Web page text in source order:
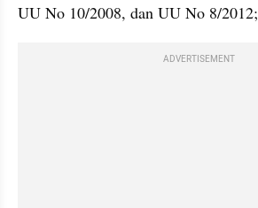
UU No 10/2008, dan UU No 8/2012;
ADVERTISEMENT